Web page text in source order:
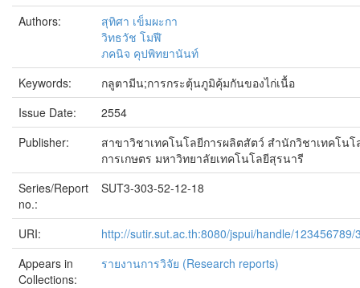
Authors:
สุทิศา เข็มผะกา
วิทธวัช โมฬี
ภคนิจ คุปพิทยานันท์
Keywords:
กลูตามีน;การกระตุ้นภูมิคุ้มกันของไก่เนื้อ
Issue Date:
2554
Publisher:
สาขาวิชาเทคโนโลยีการผลิตสัตว์ สำนักวิชาเทคโนโ
การเกษตร มหาวิทยาลัยเทคโนโลยีสุรนารี
Series/Report
no.:
SUT3-303-52-12-18
URI:
http://sutir.sut.ac.th:8080/jspui/handle/123456789/
Appears in
Collections:
รายงานการวิจัย (Research reports)